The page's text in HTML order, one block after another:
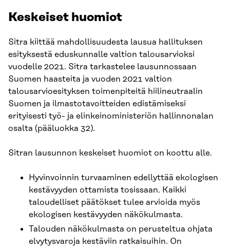
Keskeiset huomiot
Sitra kiittää mahdollisuudesta lausua hallituksen
esityksestä eduskunnalle valtion talousarvioksi
vuodelle 2021. Sitra tarkastelee lausunnossaan
Suomen haasteita ja vuoden 2021 valtion
talousarvioesityksen toimenpiteitä hiilineutraalin
Suomen ja ilmastotavoitteiden edistämiseksi
erityisesti työ- ja elinkeinoministeriön hallinnonalan
osalta (pääluokka 32).
Sitran lausunnon keskeiset huomiot on koottu alle.
Hyvinvoinnin turvaaminen edellyttää ekologisen
kestävyyden ottamista tosissaan. Kaikki
taloudelliset päätökset tulee arvioida myös
ekologisen kestävyyden näkökulmasta.
Talouden näkökulmasta on perusteltua ohjata
elvytysvaroja kestäviin ratkaisuihin. On